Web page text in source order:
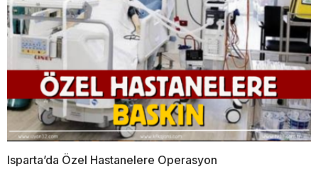
Isparta’da Özel Hastanelere Operasyon